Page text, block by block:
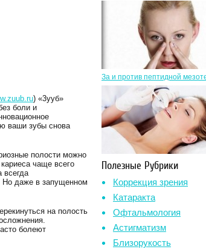
) «3ууб»
боли и
ваши зубы снова
полости можно
чаще всего
всегда
Но даже в запущенном
на полость
болеют
За и против пептидной
Полезные Рубрики
Коррекция зрения
Катаракта
Офтальмология
Астигматизм
Близорукость